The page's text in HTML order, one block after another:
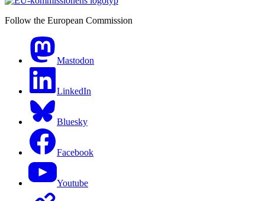
Follow the European Commission
Mastodon
LinkedIn
Bluesky
Facebook
Youtube